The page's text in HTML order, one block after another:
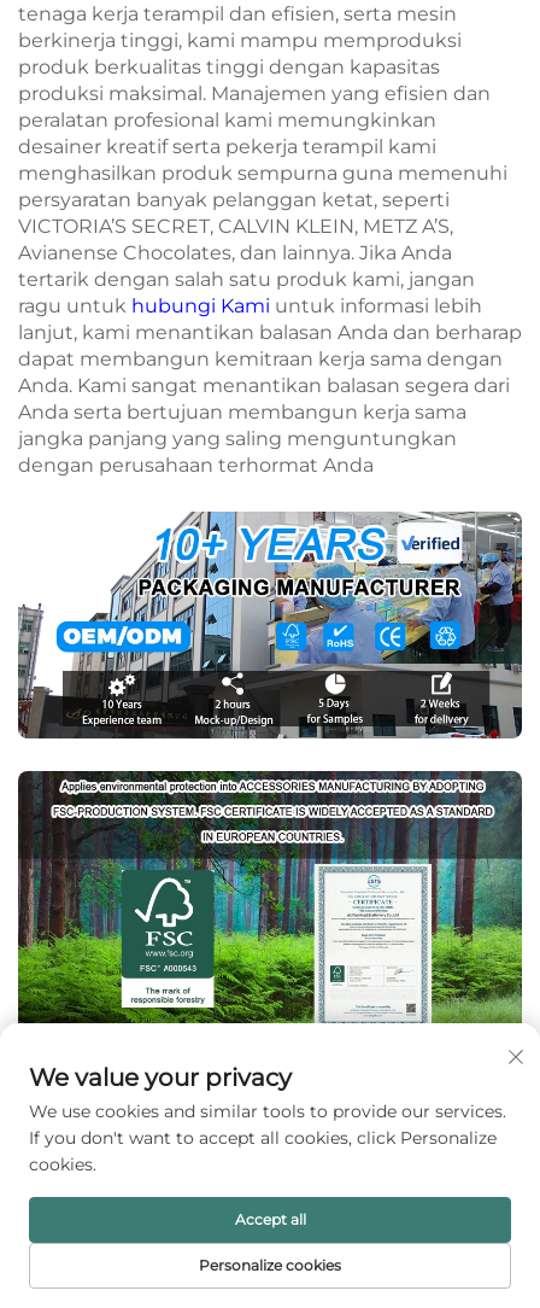
tenaga kerja terampil dan efisien, serta mesin
berkinerja tinggi, kami mampu memproduksi
produk berkualitas tinggi dengan kapasitas
produksi maksimal. Manajemen yang efisien dan
peralatan profesional kami memungkinkan
desainer kreatif serta pekerja terampil kami
menghasilkan produk sempurna guna memenuhi
persyaratan banyak pelanggan ketat, seperti
VICTORIA’S SECRET, CALVIN KLEIN, METZ A’S,
Avianense Chocolates, dan lainnya. Jika Anda
tertarik dengan salah satu produk kami, jangan
ragu untuk hubungi Kami untuk informasi lebih
lanjut, kami menantikan balasan Anda dan berharap
dapat membangun kemitraan kerja sama dengan
Anda. Kami sangat menantikan balasan segera dari
Anda serta bertujuan membangun kerja sama
jangka panjang yang saling menguntungkan
dengan perusahaan terhormat Anda
HALAMAN
We value your privacy
We use cookies and similar tools to provide our services.
If you don't want to accept all cookies, click Personalize
cookies.
Personalize cookies
Accept all